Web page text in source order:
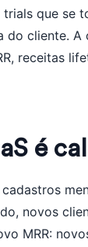
que se
cliente. A
receitas
é
novos
MRR: